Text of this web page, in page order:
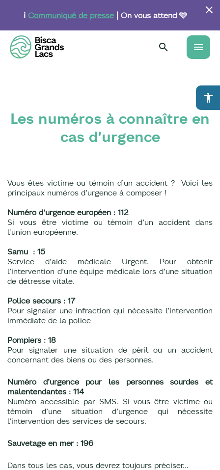
principal
ℹ️ Communiqué de presse| On vous attend 🩵
menu
accessibility
Les numéros à connaître en
cas d'urgence
Vous êtes victime ou témoin d’un accident ? Voici les
principaux numéros d’urgence à composer !
Numéro d'urgence européen : 112
Si vous être victime ou témoin d’un accident dans
l'union européenne.
Samu : 15
Service d’aide médicale Urgent. Pour obtenir
l’intervention d’une équipe médicale lors d’une situation
de détresse vitale.
Police secours : 17
Pour signaler une infraction qui nécessite l’intervention
immédiate de la police
Pompiers : 18
Pour signaler une situation de péril ou un accident
concernant des biens ou des personnes.
Numéro d’urgence pour les personnes sourdes et
malentendantes : 114
Numéro accessible par SMS. Si vous être victime ou
témoin d’une situation d’urgence qui nécessite
l’intervention des services de secours.
Sauvetage en mer : 196
Dans tous les cas, vous devrez toujours préciser…